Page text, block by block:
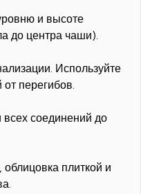
и высоте
до центра чаши).
Используйте
перегибов.
всех соединений до
плиткой и